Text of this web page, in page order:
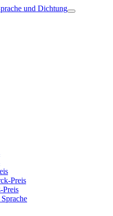
Preis
Preis